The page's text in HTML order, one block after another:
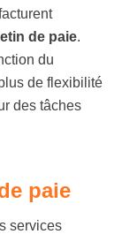
de paie.
du
de flexibilité
des tâches
paie
services